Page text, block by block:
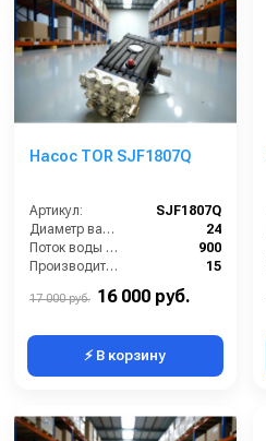
Насос TOR SJF1807Q
Артикул:
SJF1807Q
Диаметр вала (мм):
24
Поток воды (л/час):
900
Производительность (л/мин):
15
17 000 руб. 16 000 руб.
⚡ В корзину